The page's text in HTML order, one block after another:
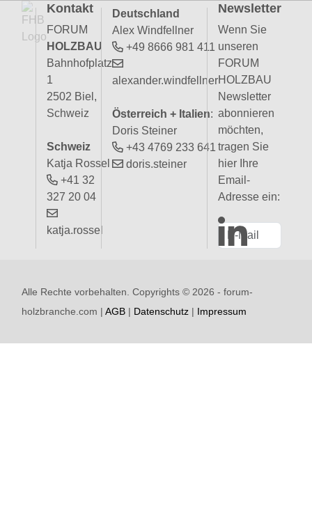
Kontakt
FORUM
HOLZBAU
Bahnhofplatz
1
2502 Biel,
Schweiz
Schweiz
Katja Rossel
+41 32
327 20 04
katja.rossel
Deutschland
Alex Windfellner
+49 8666 981 411
alexander.windfellner
Österreich + Italien:
Doris Steiner
+43 4769 233 641
doris.steiner
Newsletter
Wenn Sie
unseren
FORUM
HOLZBAU
Newsletter
abonnieren
möchten,
tragen Sie
hier Ihre
Email-
Adresse ein:
Alle Rechte vorbehalten. Copyrights ©2026 - forum-
holzbranche.com |AGB | Datenschutz | Impressum